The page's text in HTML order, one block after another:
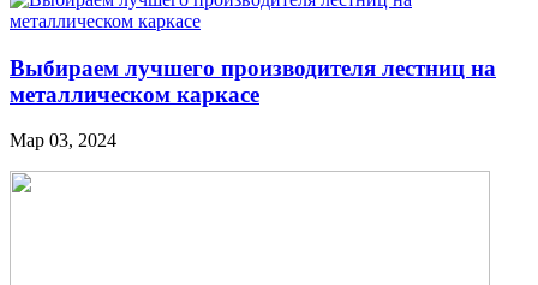
Выбираем лучшего производителя лестниц на
металлическом каркасе
Мар 03, 2024